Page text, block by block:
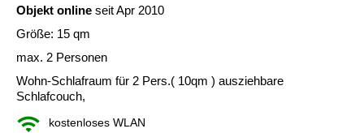
Objekt online seit Apr 2010
Größe: 15 qm
max. 2 Personen
Wohn-Schlafraum für 2 Pers.( 10qm ) ausziehbare
Schlafcouch,
kostenloses WLAN